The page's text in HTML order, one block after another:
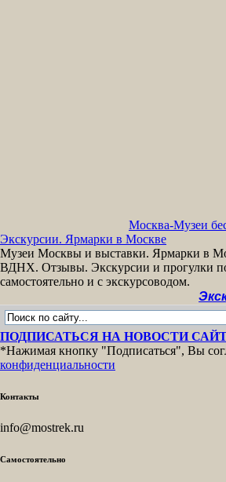
Москва-Музеи
Экскурсии. Ярмарки в Москве
Музеи Москвы и выставки. Ярмарки в
ВДНХ. Отзывы. Экскурсии и прогулки
самостоятельно и с экскурсоводом.
ПОДПИСАТЬСЯ НА НОВОСТИ
*Нажимая кнопку "Подписаться", Вы
конфиденциальности
Контакты
info@mostrek.ru
Самостоятельно